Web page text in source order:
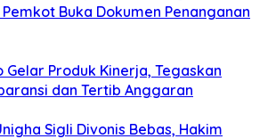
Buka Dokumen Penanganan
Produk Kinerja, Tegaskan
dan Tertib Anggaran
Sigli Divonis Bebas, Hakim